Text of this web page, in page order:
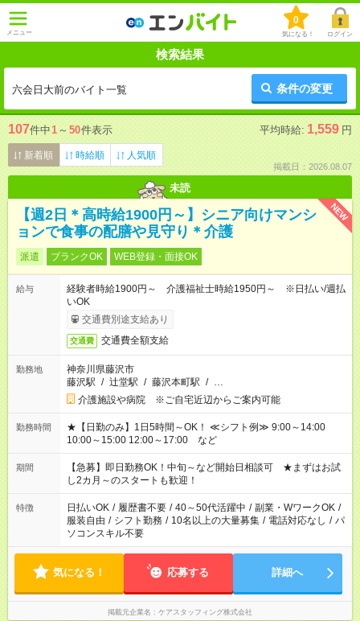
メニュー
0
気になる！ ログイン
検索結果
六会日大前のバイト一覧 条件の変更
107件中1 ～ 50件表示 平均時給: 1,559 円
新着順 時給順 人気順
掲載日：2026.08.07
未読
NEW
【週2日＊高時給1900円～】シニア向けマンシ
ョンで食事の配膳や見守り＊介護
派遣 ブランクOK WEB登録・面接OK
給与
経験者時給1900円～ 介護福祉士時給1950円～ ※日払い/週払
いOK
交通費別途支給あり
交通費 交通費全額支給
勤務地
神奈川県藤沢市
藤沢駅 / 辻堂駅 / 藤沢本町駅 / …
介護施設や病院 ※ご自宅近辺からご案内可能
勤務時間
★【日勤のみ】1日5時間～OK！ ≪シフト例≫ 9:00～14:00
10:00～15:00 12:00～17:00 など
期間
【急募】即日勤務OK！中旬～など開始日相談可 ★まずはお試
し2カ月～のスタートも歓迎！
特徴 日払いOK / 履歴書不要 / 40～50代活躍中 / 副業・WワークOK /
服装自由 / シフト勤務 / 10名以上の大量募集 / 電話対応なし / パ
ソコンスキル不要
気になる！ 応募する 詳細へ
掲載元企業名 ケアスタッフィング株式会社